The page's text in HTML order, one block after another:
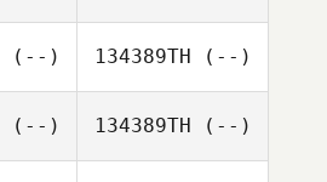
(--) 134389TH (--)
(--) 134389TH (--)